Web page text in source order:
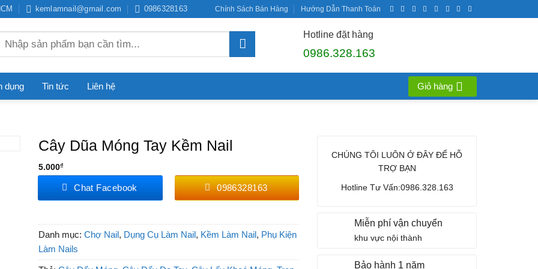
kemlamnail@gmail.com 0986328163 Chính Sách Bán Hàng Hướng Dẫn Thanh Toán
Tìm
Hotline đặt hàng
0986.328.163
dụng Tin tức Liên hệ Giỏ hàng
Cây Dũa Móng Tay Kềm Nail
5.000₫
Chat Facebook 0986328163
Danh mục: Chợ Nail, Dụng Cụ Làm Nail, Kềm Làm Nail, Phụ Kiện
Làm Nails
CHÚNG TÔI LUÔN Ở ĐÂY ĐỂ HỖ
TRỢ BẠN
Hotline Tư Vấn:0986.328.163
Miễn phí vận chuyển
khu vực nội thành
Bảo hành 1 năm